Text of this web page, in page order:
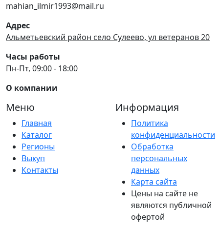
mahian_ilmir1993@mail.ru
Адрес
Альметьевский район село Сулеево, ул ветеранов 20
Часы работы
Пн-Пт, 09:00 - 18:00
О компании
Меню
Главная
Каталог
Регионы
Выкуп
Контакты
Информация
Политика
конфиденциальности
Обработка
персональных
данных
Карта сайта
Цены на сайте не
являются публичной
офертой